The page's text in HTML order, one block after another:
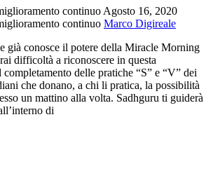
continuoAgosto 16, 2020
continuo Marco Digireale
già conosce il potere della Miracle Morning
difficoltà a riconoscere in questa
delle pratiche “S” e “V” dei
che donano, a chi li pratica, la possibilità
un mattino alla volta. Sadhguru ti guiderà
di